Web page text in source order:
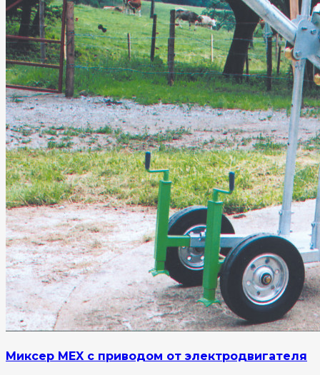
Миксер MEX с приводом от электродвигателя